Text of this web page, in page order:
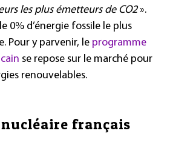
les plus émetteurs de CO2».
0% d’énergie fossile le plus
Pour y parvenir, le programme
se repose sur le marché pour
renouvelables.
français